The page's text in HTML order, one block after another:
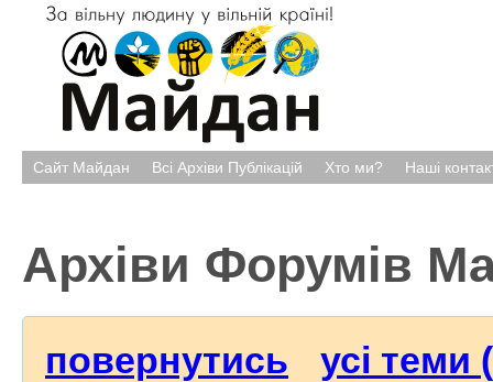
Сайт Майдан Всі Архіви Публікацій Хто ми? Наші
Архіви Форумів
повернутись усі теми